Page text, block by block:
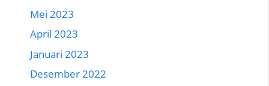
Mei 2023
April 2023
Januari 2023
Desember 2022